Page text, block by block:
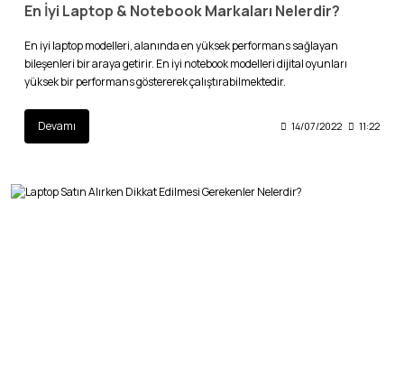
En İyi Laptop & Notebook Markaları Nelerdir?
En iyi laptop modelleri, alanında en yüksek performans sağlayan
bileşenleri bir araya getirir. En iyi notebook modelleri dijital oyunları
yüksek bir performans göstererek çalıştırabilmektedir.
Devamı 14/07/2022 11:22